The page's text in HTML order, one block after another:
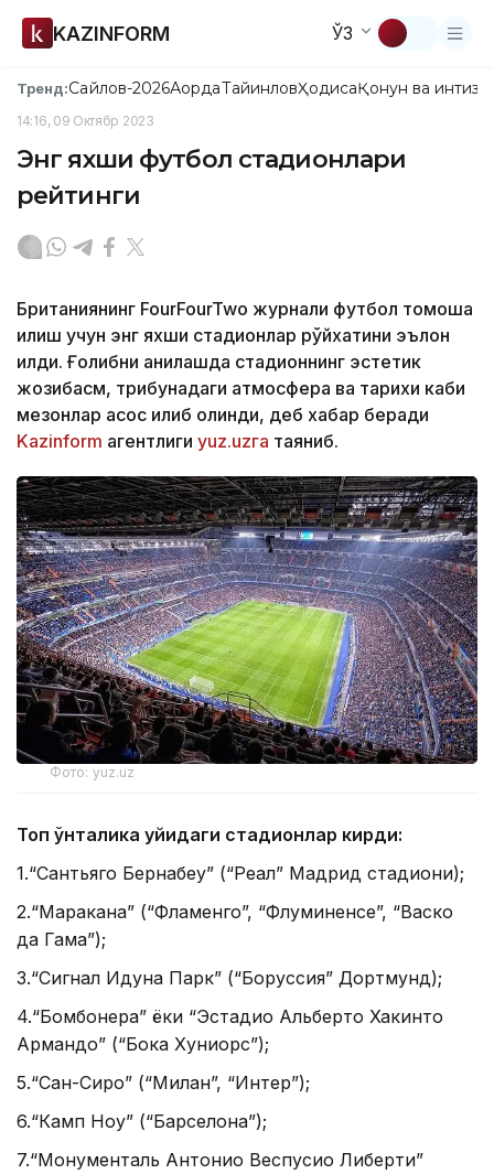
KAZINFORM ЎЗ
Тренд:Сайлов-2026АқордаТайинловҲодисаҚонун ва
14:16, 09 Октябр 2023
Энг яхши футбол стадионлари
рейтинги
Британиянинг FourFourTwo журнали футбол томоша
қилиш учун энг яхши стадионлар рўйхатини эълон
қилди. Ғолибни аниқлашда стадионнинг эстетик
жозибасм, трибунадаги атмосфера ва тарихи каби
мезонлар асос қилиб олинди, деб хабар беради
Kazinform агентлиги yuz.uzга таяниб.
Фото: yuz.uz
Топ ўнталика қуйидаги стадионлар кирди:
1.“Сантьяго Бернабеу” (“Реал” Мадрид стадиони);
2.“Маракана” (“Фламенго”, “Флуминенсе”, “Васко
да Гама”);
3.“Сигнал Идуна Парк” (“Боруссия” Дортмунд);
4.“Бомбонера” ёки “Эстадио Альберто Хакинто
Армандо” (“Бока Хуниорс”);
5.“Сан-Сиро” (“Милан”, “Интер”);
6.“Камп Ноу” (“Барселона”);
7.“Монументаль Антонио Веспусио Либерти”